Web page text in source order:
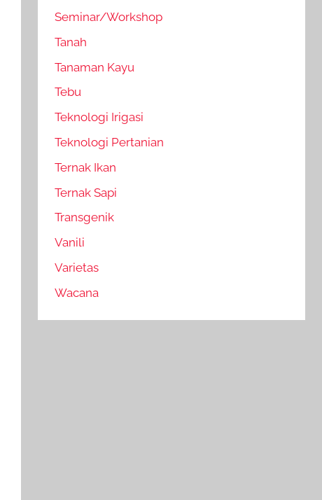
Seminar/Workshop
Tanah
Tanaman Kayu
Tebu
Teknologi Irigasi
Teknologi Pertanian
Ternak Ikan
Ternak Sapi
Transgenik
Vanili
Varietas
Wacana